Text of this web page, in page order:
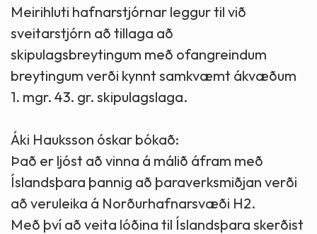
Meirihluti hafnarstjórnar leggur til við
sveitarstjórn að tillaga að
skipulagsbreytingum með ofangreindum
breytingum verði kynnt samkvæmt ákvæðum
1. mgr. 43. gr. skipulagslaga.
Áki Hauksson óskar bókað:
Það er ljóst að vinna á málið áfram með
Íslandsþara þannig að þaraverksmiðjan verði
að veruleika á Norðurhafnarsvæði H2.
Með því að veita lóðina til Íslandsþara skerðist